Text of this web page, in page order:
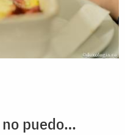
no puedo…